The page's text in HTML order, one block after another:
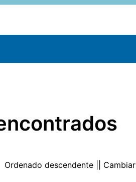
Ordenado descendente || Cambiar